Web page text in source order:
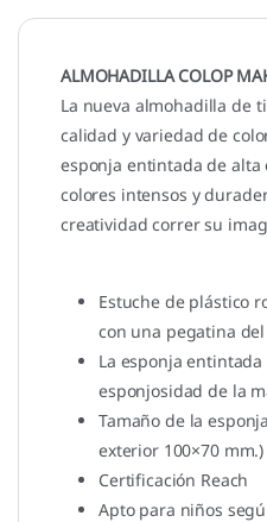
ALMOHADILLA COLOP
La nueva almohadilla de
calidad y variedad de
esponja entintada de
colores intensos y
creatividad correr su
Estuche de plástico
con una pegatina
La esponja
esponjosidad de la
Tamaño de la
exterior 100×70 mm.)
Certificación Reach
Apto para niños